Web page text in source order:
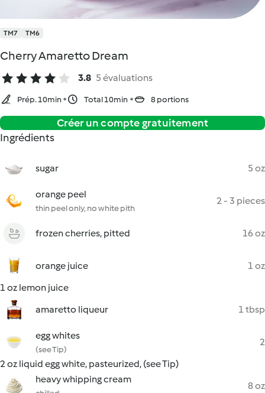
TM7 TM6
Cherry Amaretto Dream
3.8 5 évaluations
Prép. 10min Total 10min 8 portions
Créer un compte gratuitement
Ingrédients
sugar 5 oz
orange peel
thin peel only, no white pith
2 - 3 pieces
frozen cherries, pitted 16 oz
orange juice
1 oz
1 oz lemon juice
amaretto liqueur
1 tbsp
egg whites
(see Tip)
2
2 oz liquid egg white, pasteurized, (see Tip)
heavy whipping cream
8 oz